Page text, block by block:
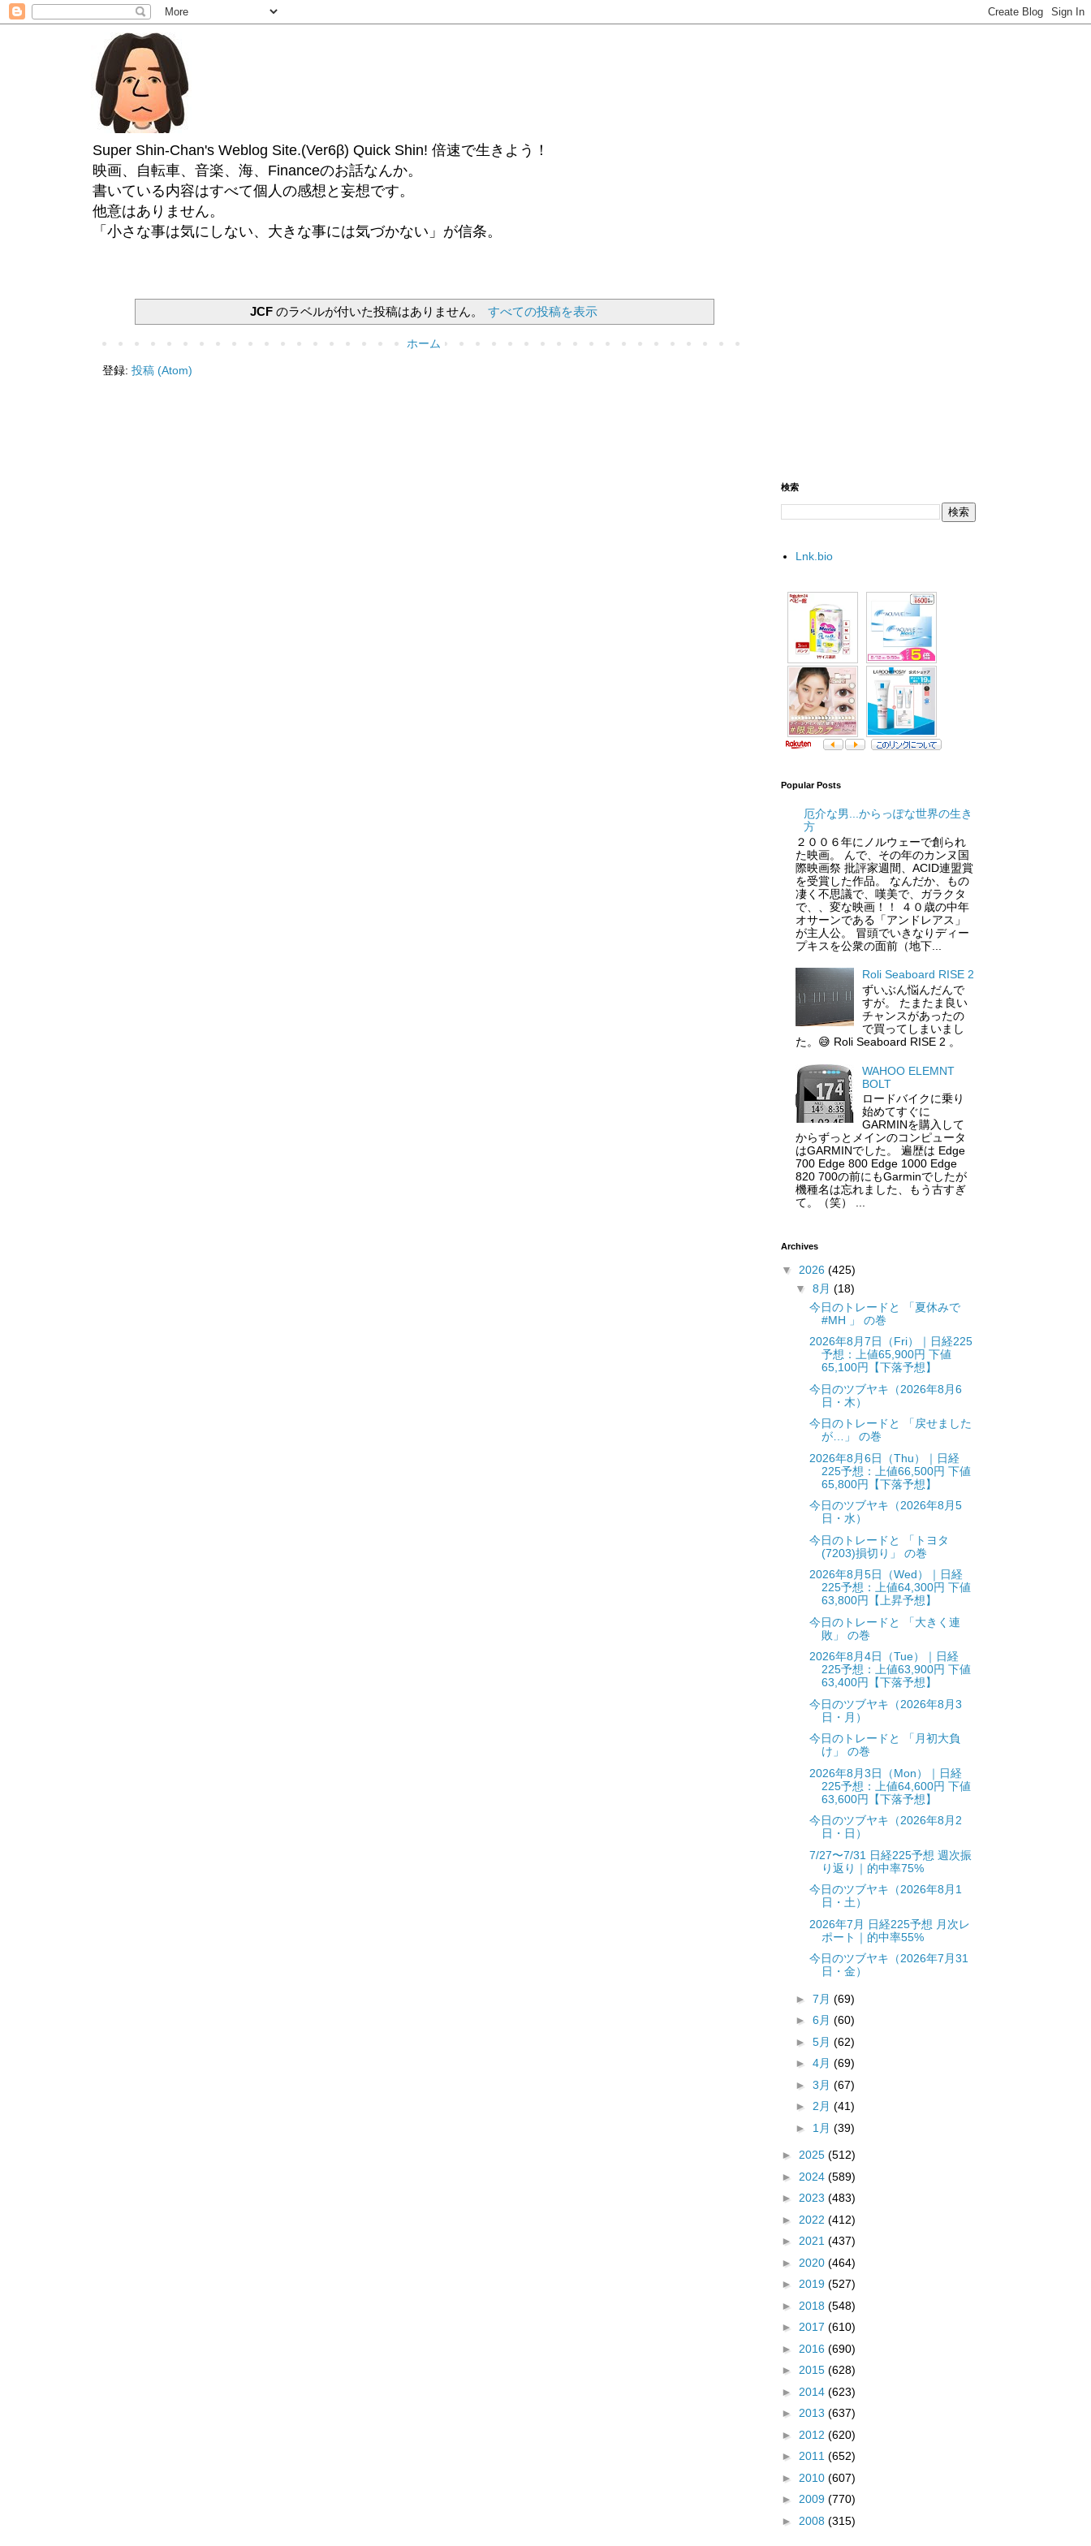
Super Shin-Chan's Weblog Site.(Ver6β) Quick Shin! 倍速で生きよう！
映画、自転車、音楽、海、Financeのお話なんか。
書いている内容はすべて個人の感想と妄想です。
他意はありません。
「小さな事は気にしない、大きな事には気づかない」が信条。
JCFのラベルが付いた投稿はありません。 すべての投稿を表示
ホーム
登録: 投稿 (Atom)
検索
Lnk.bio
Popular Posts
厄介な男...からっぽな世界の生き
方
２００６年にノルウェーで創られ
た映画。 んで、その年のカンヌ国
際映画祭 批評家週間、ACID連盟賞
を受賞した作品。 なんだか、もの
凄く不思議で、嘆美で、ガラクタ
で、、変な映画！！ ４０歳の中年
オサーンである「アンドレアス」
が主人公。 冒頭でいきなりディー
プキスを公衆の面前（地下...
Roli Seaboard RISE 2
ずいぶん悩んだんで
すが。 たまたま良い
チャンスがあったの
で買ってしまいまし
た。😅 Roli Seaboard RISE 2 。
WAHOO ELEMNT
BOLT
ロードバイクに乗り
始めてすぐに
GARMINを購入して
からずっとメインのコンピュータ
はGARMINでした。 遍歴は Edge
700 Edge 800 Edge 1000 Edge
820 700の前にもGarminでしたが
機種名は忘れました、もう古すぎ
て。（笑） ...
Archives
▼ 2026 (425)
▼ 8月 (18)
今日のトレードと 「夏休みで
#MH 」 の巻
2026年8月7日（Fri）｜日経225
予想：上値65,900円 下値
65,100円【下落予想】
今日のツブヤキ（2026年8月6
日・木）
今日のトレードと 「戻せました
が…」 の巻
2026年8月6日（Thu）｜日経
225予想：上値66,500円 下値
65,800円【下落予想】
今日のツブヤキ（2026年8月5
日・水）
今日のトレードと 「トヨタ
(7203)損切り」 の巻
2026年8月5日（Wed）｜日経
225予想：上値64,300円 下値
63,800円【上昇予想】
今日のトレードと 「大きく連
敗」 の巻
2026年8月4日（Tue）｜日経
225予想：上値63,900円 下値
63,400円【下落予想】
今日のツブヤキ（2026年8月3
日・月）
今日のトレードと 「月初大負
け」 の巻
2026年8月3日（Mon）｜日経
225予想：上値64,600円 下値
63,600円【下落予想】
今日のツブヤキ（2026年8月2
日・日）
7/27〜7/31 日経225予想 週次振
り返り｜的中率75%
今日のツブヤキ（2026年8月1
日・土）
2026年7月 日経225予想 月次レ
ポート｜的中率55%
今日のツブヤキ（2026年7月31
日・金）
► 7月 (69)
► 6月 (60)
► 5月 (62)
► 4月 (69)
► 3月 (67)
► 2月 (41)
► 1月 (39)
► 2025 (512)
► 2024 (589)
► 2023 (483)
► 2022 (412)
► 2021 (437)
► 2020 (464)
► 2019 (527)
► 2018 (548)
► 2017 (610)
► 2016 (690)
► 2015 (628)
► 2014 (623)
► 2013 (637)
► 2012 (620)
► 2011 (652)
► 2010 (607)
► 2009 (770)
► 2008 (315)